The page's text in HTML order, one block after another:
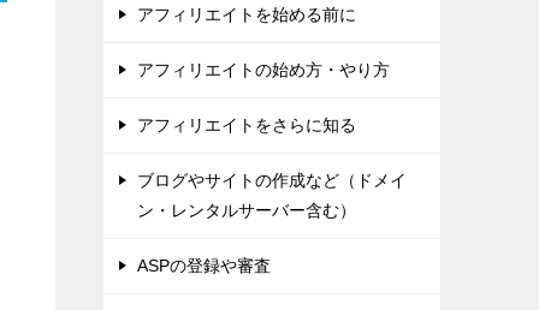
アフィリエイトを始める前に
アフィリエイトの始め方・やり方
アフィリエイトをさらに知る
ブログやサイトの作成など（ドメイ
ン・レンタルサーバー含む）
ASPの登録や審査